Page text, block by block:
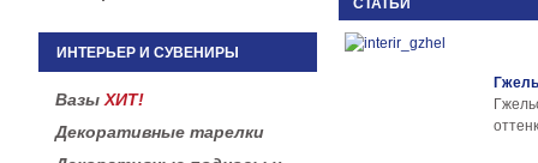
ИНТЕРЬЕР И СУВЕНИРЫ
Вазы ХИТ!
Декоративные тарелки
СТАТЬИ